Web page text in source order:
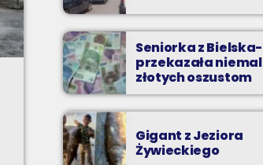
Seniorka z
przekazała
złotych oszustom
Gigant z Jeziora
Żywieckiego